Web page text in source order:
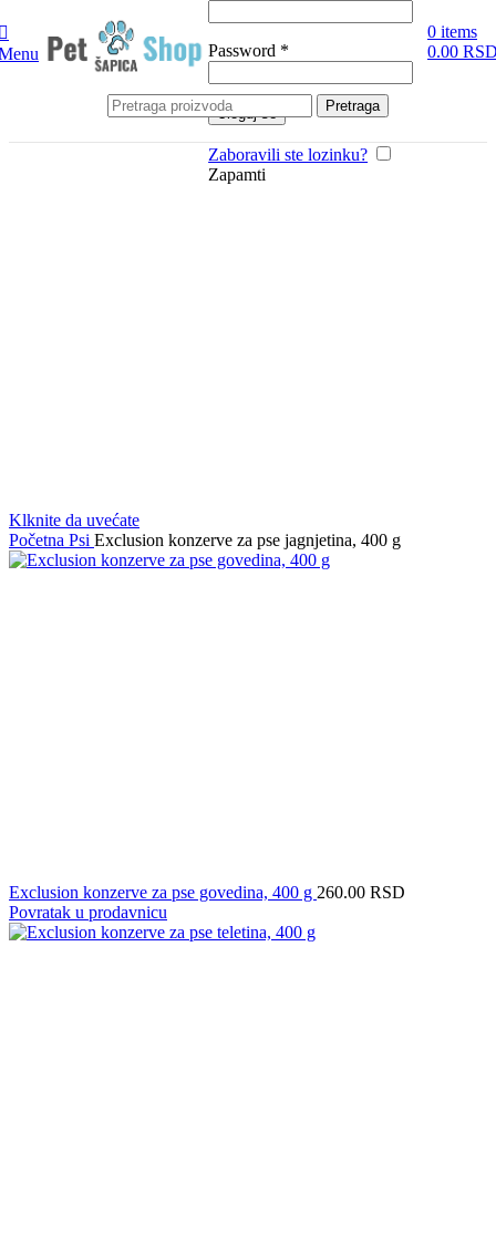
Password *
Uloguj se
Zaboravili ste lozinku?
Zapamti
0 items
0.00
Pretraga
Klknite da uvećate
Početna Psi Exclusion konzerve za pse jagnjetina, 400 g
Exclusion konzerve za pse govedina, 400 g 260.00 RSD
Povratak u prodavnicu